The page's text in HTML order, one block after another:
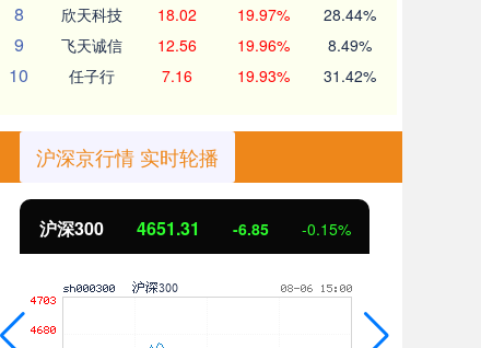
8 欣天科技 18.02 19.97% 28.44%
9 飞天诚信 12.56 19.96% 8.49%
10 任子行 7.16 19.93% 31.42%
沪深京行情 实时轮播
沪深300 4651.31 -6.85 -0.15%